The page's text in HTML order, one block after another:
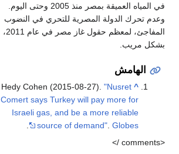
في المياه العميقة بمصر منذ 2005 وحتى اليوم.
وعدم تحرك الدولة المصرية للتحري في النضوب
المفاجئ، لمعظم حقول غاز مصر في عام 2011،
بشكل مريب.
الهامش
^
Hedy Cohen (2015-08-27)."Nusret
Comert says Turkey will pay more for
Israeli gas, and be a more reliable
source of demand" .Globes
<comments />